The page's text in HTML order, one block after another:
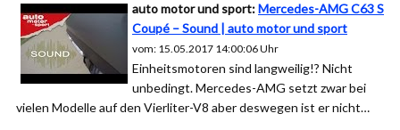
auto motor und sport:Mercedes-AMG C63 S
Coupé – Sound | auto motor und sport
vom: 15.05.2017 14:00:06 Uhr
Einheitsmotoren sind langweilig!? Nicht
unbedingt. Mercedes-AMG setzt zwar bei
vielen Modelle auf den Vierliter-V8 aber deswegen ist er nicht…